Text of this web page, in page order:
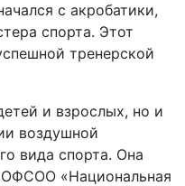
с акробатики,
спорта. Этот
тренерской
и взрослых, но и
воздушной
вида спорта. Она
ОФСОО «Национальная